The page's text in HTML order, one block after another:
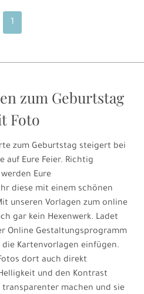
1
zum Geburtstag
Foto
zum Geburtstag steigert bei
auf Eure Feier. Richtig
Eure
diese mit einem schönen
unseren Vorlagen zum online
gar kein Hexenwerk. Ladet
Online Gestaltungsprogramm
Kartenvorlagen einfügen.
dort auch direkt
und den Kontrast
transparenter machen und sie